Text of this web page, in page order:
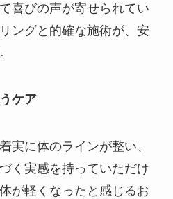
喜びの声が寄せられてい
ングと的確な施術が、安
ケア
実に体のラインが整い、
く実感を持っていただけ
が軽くなったと感じるお